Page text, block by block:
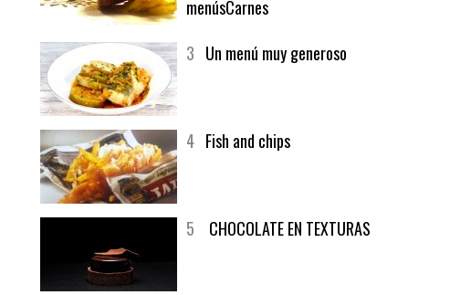
generoso | Recetas y